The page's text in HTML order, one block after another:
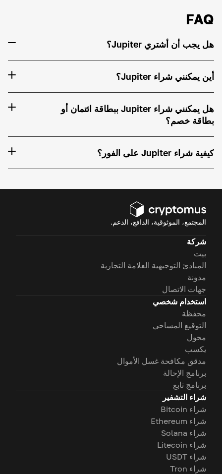
FAQ
هل يجب أن أشتري Jupiter؟
أين يمكنني شراء Jupiter؟
هل يمكنني شراء Jupiter ببطاقة ائتمان أو
بطاقة خصم؟
كيفية شراء Jupiter على الفور؟
المجتمع، الموثوقية، الدافع، الدعم.
شركة
بيت
المبادئ التوجيهية العلامة التجارية
مدونة
جهات الاتصال
استخدام شخصي
محفظة
التوقيع المساحي
محول
يكسب
مدقق مكافحة غسل الأموال
برنامج الإحالة
برنامج تابع
شراء التشفير
شراء Bitcoin
شراء Ethereum
شراء Solana
شراء Litecoin
شراء USDT
شراء Tron